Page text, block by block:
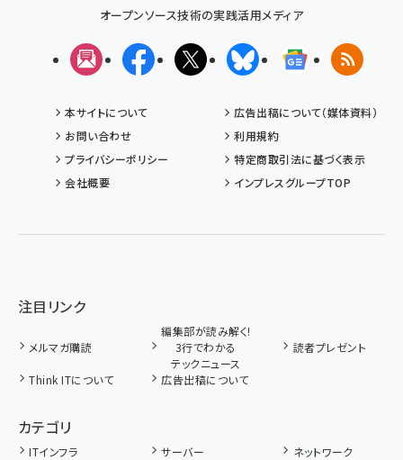
オープンソース技術の実践活用メディア
メルマガFacebookX(エックス)BlueskyGoogleニュ
RSS
本サイトについて
広告出稿について（媒体資料）
お問い合わせ
利用規約
プライバシーポリシー
特定商取引法に基づく表示
会社概要
インプレスグループTOP
注目リンク
メルマガ購読
編集部が読み解く!
3行でわかる
テックニュース
読者プレゼント
Think ITについて 広告出稿について
カテゴリ
ITインフラ サーバー
ネットワーク